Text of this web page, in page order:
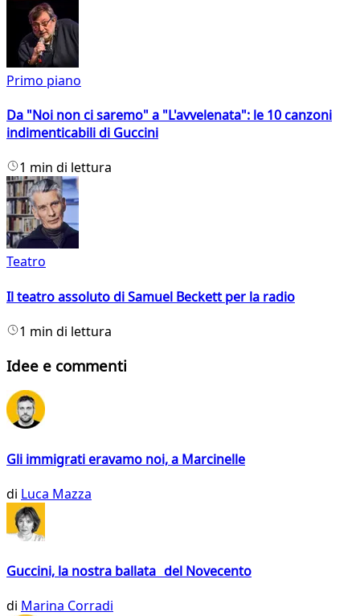
Primo piano
Da "Noi non ci saremo" a "L'avvelenata": le 10 canzoni
indimenticabili di Guccini
1 min di lettura
Teatro
Il teatro assoluto di Samuel Beckett per la radio
1 min di lettura
Idee e commenti
Gli immigrati eravamo noi, a Marcinelle
di Luca Mazza
Guccini, la nostra ballata del Novecento
di Marina Corradi